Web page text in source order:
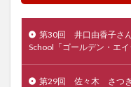
第30回 井口由香子さ
School「ゴールデン・エイ
第29回 佐々木 さつ